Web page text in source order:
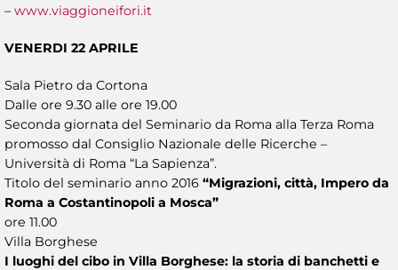
– www.viaggioneifori.it
VENERDI 22 APRILE
Sala Pietro da Cortona
Dalle ore 9.30 alle ore 19.00
Seconda giornata del Seminario da Roma alla Terza Roma
promosso dal Consiglio Nazionale delle Ricerche –
Università di Roma “La Sapienza”.
Titolo del seminario anno 2016 “Migrazioni, città, Impero da
Roma a Costantinopoli a Mosca”
ore 11.00
Villa Borghese
I luoghi del cibo in Villa Borghese: la storia di banchetti e